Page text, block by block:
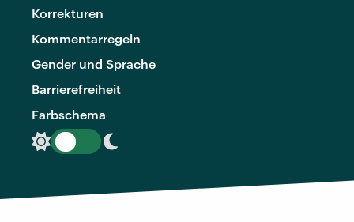
Korrekturen
Kommentarregeln
Gender und Sprache
Barrierefreiheit
Farbschema